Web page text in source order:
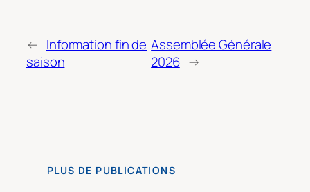
← Information fin de
saison
Assemblée Générale
2026 →
PLUS DE PUBLICATIONS